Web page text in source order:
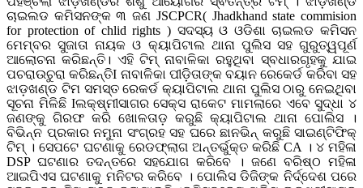
ଚାଇଲଡ କମିସନଙ୍କ ୩ ଜଣ JSCPCR( Jhadkhand state commision
for protection of chlid rights ) ସଦସ୍ୟ ଓ ଓଡିଶା ଚାଇଲଡ କମିସନ
ମେମ୍ବର ସୁଜାତା ନାୟକ ଓ କ୍ୟାପିଟାଲ ଥାନା ପୁଲିସ ସହ ଗୁରୁତ୍ୱପୂର୍ଣ
ଆଲୋଚନା କରିଛନ୍ତି। ଏହି ଟିମ୍‌ ନାବାଳିକା ରହୁଥିବା ସ୍ବଧାରଗୃହକୁ ଯାଇ
ପଚରାଉଚୁରା କରିଛନ୍ତିI ନାବାଳିକା ପୀଡ଼ିତାଙ୍କ ବୟାନ ରେକେର୍ଡ କରିବା ସହ
ଝାଡ଼ଖଣ୍ଡ ଟିମ ସମସ୍ତ ରେକର୍ଡ କ୍ୟାପିଟାଲ ଥାନା ପୁଲିସ ଠାରୁ ନେଇଥିବା
ସୂଚନା ମିଳିଛି Iଲକ୍ଷ୍ମୀସାଗର ସେକ୍ସ ରାକେଟ ମାମଲାରେ ଏବେ ସୁଦ୍ଧା ୪
ଜଣଙ୍କୁ ଗିରଫ କରି ଖୋଳତାଡ଼ କରୁଛି କ୍ୟାପିଟାଲ ଥାନା ପୋଲିସ ।
ବିଭିନ୍ନ ପ୍ରକାର ନମୁନା ସଂଗ୍ରହ ସହ ଘରେ ଛାନଭିନ୍ କରୁଛି ସାଇଣ୍ଟିଫିକ୍
ଟିମ୍ । ସେପଟେ ଘଟଣାକୁ ରେଡଫ୍ଲାଗ ଅନ୍ତର୍ଭୁକ୍ତ କରିଛି CA । ୪ ମହିଳା
DSP ଘଟଣାର ତଦନ୍ତରେ ସହଯୋଗ କରିବେ । ଜଣେ ବରିଷ୍ଠ ମହିଳା
ଆଇପିଏସ ଘଟଣାକୁ ମନିଟର କରିବେ । ପୋଲିସ ଡିଜିଙ୍କ ନିର୍ଦ୍ଦେଶ ପରେ